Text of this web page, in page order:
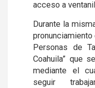
acceso a
Durante la
pronunciamiento
Personas de
Coahuila” que
mediante el
seguir